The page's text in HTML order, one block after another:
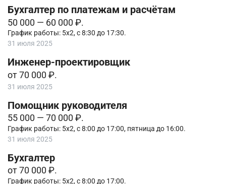
Бухгалтер по платежам и расчётам
50 000 — 60 000 ₽.
График работы: 5х2, с 8:30 до 17:30.
31 июля 2025
Инженер-проектировщик
от 70 000 ₽.
31 июля 2025
Помощник руководителя
55 000 — 70 000 ₽.
График работы: 5х2, с 8:00 до 17:00, пятница до 16:00.
31 июля 2025
Бухгалтер
от 70 000 ₽.
График работы: 5х2, с 8:00 до 17:00.